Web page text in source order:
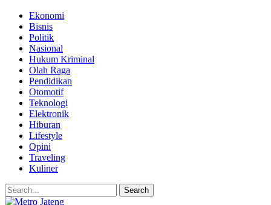
Ekonomi
Bisnis
Politik
Nasional
Hukum Kriminal
Olah Raga
Pendidikan
Otomotif
Teknologi
Elektronik
Hiburan
Lifestyle
Opini
Traveling
Kuliner